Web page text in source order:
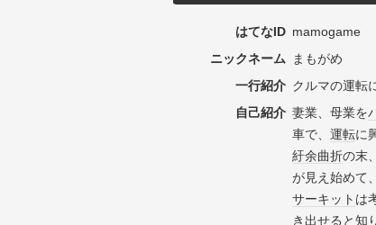
はてなID mamogame
ニックネーム まもがめ
一行紹介 クルマの運転
自己紹介 妻業、母業を
車で、 運転に
紆余曲折の末
が見え始めて
サーキット は
き出せると知